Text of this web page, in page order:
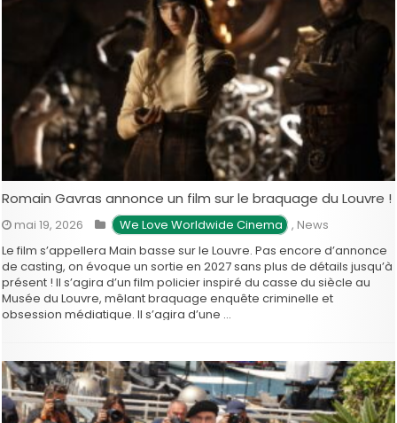
Romain Gavras annonce un film sur le braquage du Louvre !
mai 19, 2026 We Love Worldwide Cinema , News
Le film s’appellera Main basse sur le Louvre. Pas encore d’annonce
de casting, on évoque un sortie en 2027 sans plus de détails jusqu’à
présent ! Il s’agira d’un film policier inspiré du casse du siècle au
Musée du Louvre, mêlant braquage enquête criminelle et
obsession médiatique. Il s’agira d’une …